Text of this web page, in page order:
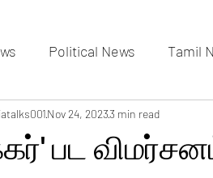
Political News Tamil
Actress Gallery Events
பட
Nov 24, 20233 min read